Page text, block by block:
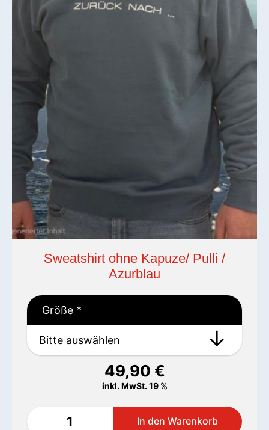
Sweatshirt ohne Kapuze/ Pulli /
Azurblau
49,90 €
inkl. MwSt. 19 %
Größe *